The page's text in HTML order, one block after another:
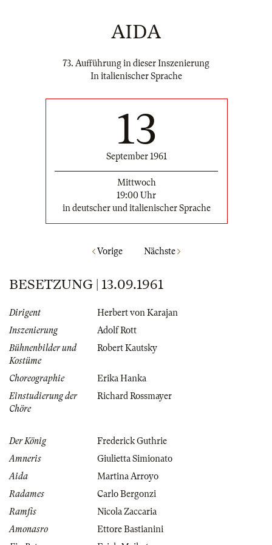
AIDA
73. Aufführung in dieser Inszenierung
In italienischer Sprache
13
September 1961
Mittwoch
19:00 Uhr
in deutscher und italienischer Sprache
Vorige Nächste
BESETZUNG | 13.09.1961
Dirigent
Herbert von Karajan
Inszenierung
Adolf Rott
Bühnenbilder und
Kostüme
Robert Kautsky
Choreographie
Erika Hanka
Einstudierung der
Chöre
Richard Rossmayer
Der König
Frederick Guthrie
Amneris
Giulietta Simionato
Aida
Martina Arroyo
Radames
Carlo Bergonzi
Ramfis
Nicola Zaccaria
Amonasro
Ettore Bastianini